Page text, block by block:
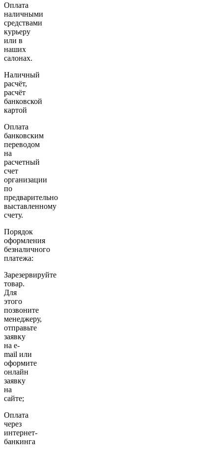
Оплата
наличными
средствами
курьеру
или в
наших
салонах.
Наличный
расчёт,
расчёт
банковской
картой
Оплата
банковским
переводом
на
расчетный
счет
организации
по
предварительно
выставленному
счету.
Порядок
оформления
безналичного
платежа:
Зарезервируйте
товар.
Для
этого
позвоните
менеджеру,
отправьте
заявку
на e-
mail или
оформите
онлайн
заявку
на
сайте;
Оплата
через
интернет-
банкинга